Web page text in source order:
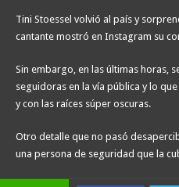
Tini Stoessel volvió al país y
cantante mostró en Instagram su
Sin embargo, en las últimas horas,
seguidoras en la vía pública y lo
y con las raíces súper oscuras.
Otro detalle que no pasó
una persona de seguridad que la